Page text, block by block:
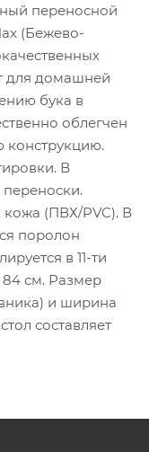
переносной
(Бежево-
для домашней
бука в
облегчен
конструкцию.
В
переноски.
кожа (ПВХ/PVC). В
поролон
в 11-ти
84 см. Размер
и ширина
составляет